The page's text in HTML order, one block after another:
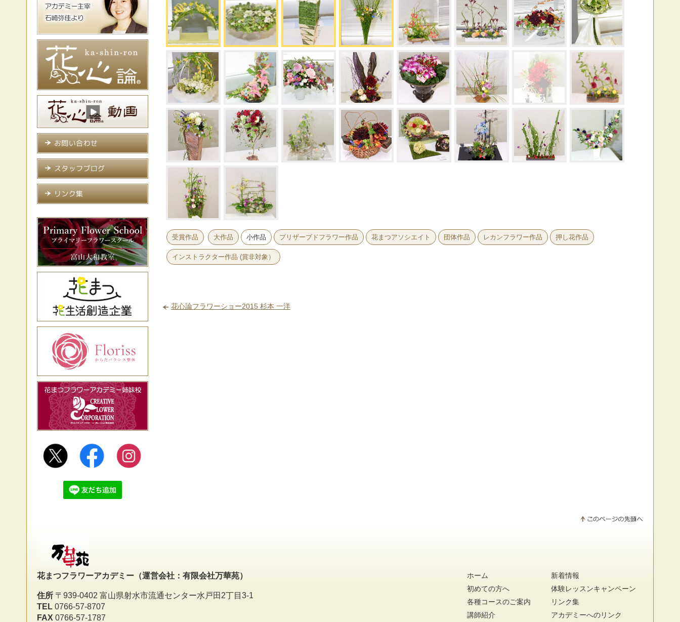
受賞作品 大作品 小作品 プリザーブドフラワー作品 花まつアソシエイト 団体作品 レカンフラワー作品 押し花作品
インストラクター作品 (賞非対象）
花心論フラワーショー2015 杉本 一洋
花まつフラワーアカデミー （運営会社：有限会社万華苑）
住所 〒939-0402 富山県射水市流通センター水戸田2丁目3-1
TEL 0766-57-8707
FAX 0766-57-1787
ホーム
初めての方へ
各種コースのご案内
講師紹介
新着情報
体験レッスンキャンペーン
リンク集
アカデミーへのリンク